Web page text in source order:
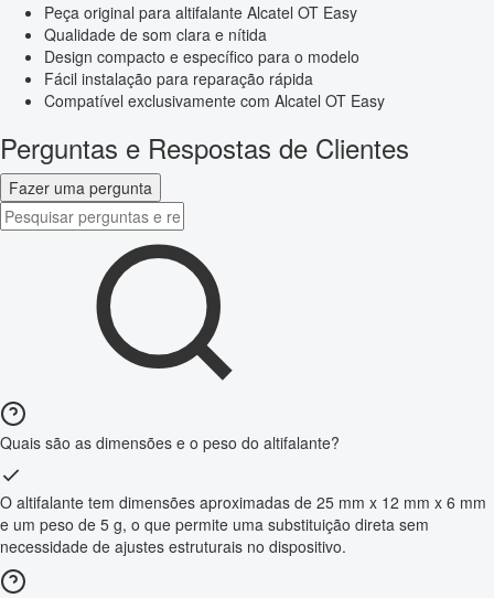
Peça original para altifalante Alcatel OT Easy
Qualidade de som clara e nítida
Design compacto e específico para o modelo
Fácil instalação para reparação rápida
Compatível exclusivamente com Alcatel OT Easy
Perguntas e Respostas de Clientes
Fazer uma pergunta
Quais são as dimensões e o peso do altifalante?
O altifalante tem dimensões aproximadas de 25 mm x 12 mm x 6 mm
e um peso de 5 g, o que permite uma substituição direta sem
necessidade de ajustes estruturais no dispositivo.